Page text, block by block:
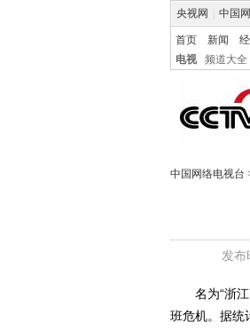
央视网 中国
首页 新闻
电视
频道大全
中国网络电视台
发
名为“浙江
班危机。据统